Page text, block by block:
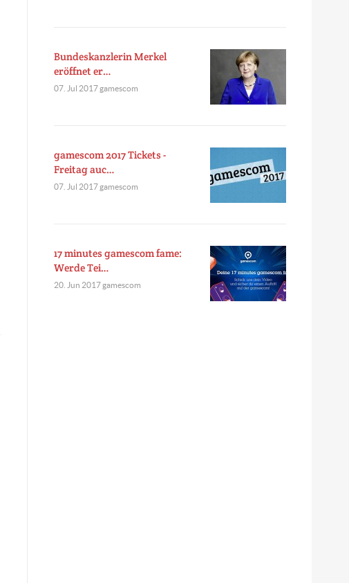
Bundeskanzlerin Merkel
eröffnet er…
07. Jul 2017 gamescom
gamescom 2017 Tickets -
Freitag auc…
07. Jul 2017 gamescom
17 minutes gamescom fame:
Werde Tei…
20. Jun 2017 gamescom